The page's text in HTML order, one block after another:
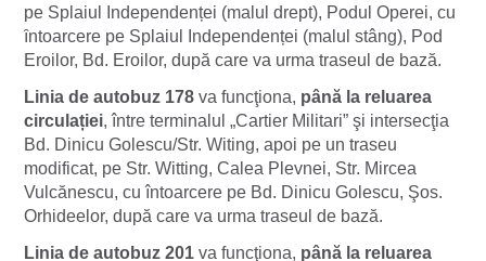
pe Splaiul Independenței (malul drept), Podul Operei, cu
ȋntoarcere pe Splaiul Independenței (malul stâng), Pod
Eroilor, Bd. Eroilor, după care va urma traseul de bază.
Linia de autobuz 178 va funcţiona, până la reluarea
circulației, între terminalul „Cartier Militari” şi intersecţia
Bd. Dinicu Golescu/Str. Witing, apoi pe un traseu
modificat, pe Str. Witting, Calea Plevnei, Str. Mircea
Vulcănescu, cu întoarcere pe Bd. Dinicu Golescu, Şos.
Orhideelor, după care va urma traseul de bază.
Linia de autobuz 201 va funcţiona, până la reluarea